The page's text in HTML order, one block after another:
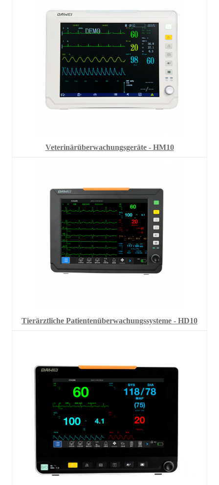
Veterinärüberwachungsgeräte - HM10
Tierärztliche Patientenüberwachungssysteme - HD10